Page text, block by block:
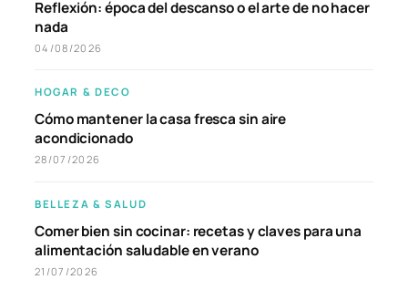
Reflexión: época del descanso o el arte de no hacer
nada
04/08/2026
HOGAR & DECO
Cómo mantener la casa fresca sin aire
acondicionado
28/07/2026
BELLEZA & SALUD
Comer bien sin cocinar: recetas y claves para una
alimentación saludable en verano
21/07/2026